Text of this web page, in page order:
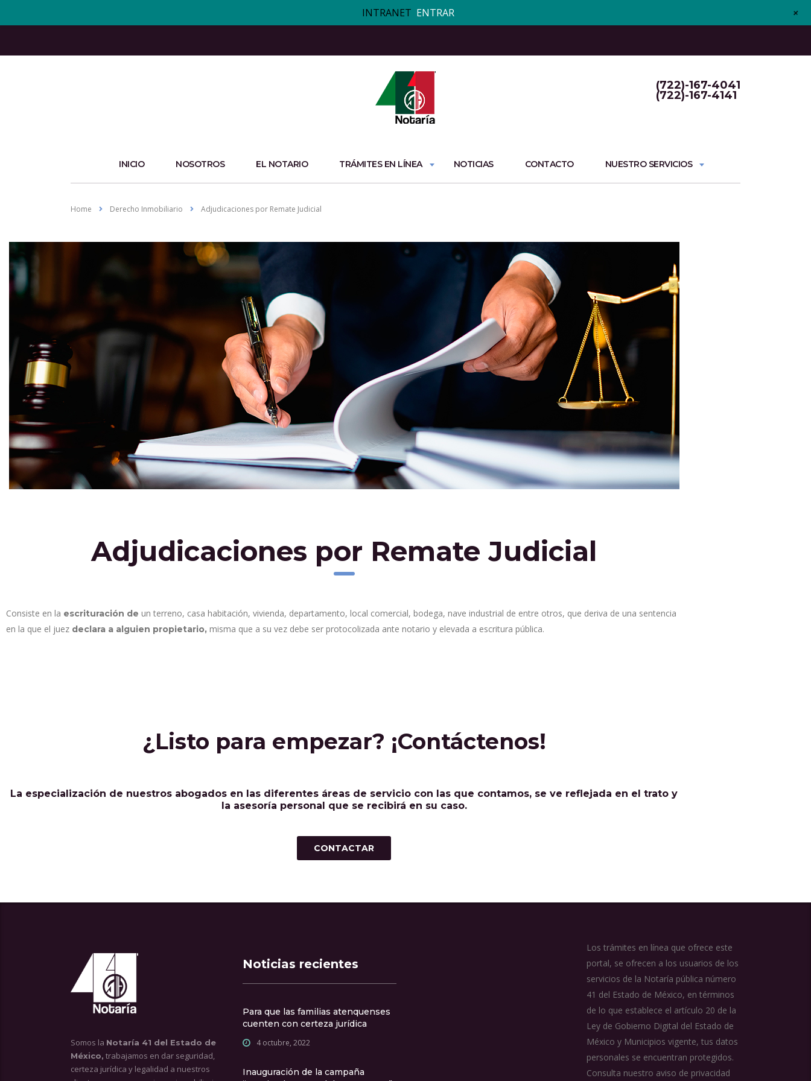
(722)-167-4041
(722)-167-4141
INICIO NOSOTROS EL NOTARIO TRÁMITES EN LÍNEA NOTICIAS CONTACTO NUESTRO SERVICIOS
Home Derecho Inmobiliario Adjudicaciones por Remate Judicial
Adjudicaciones por Remate Judicial
Consiste en la escrituración de un terreno, casa habitación, vivienda, departamento, local comercial, bodega, nave industrial de entre otros, que deriva de una sentencia
en la que el juez declara a alguien propietario, misma que a su vez debe ser protocolizada ante notario y elevada a escritura pública.
¿Listo para empezar? ¡Contáctenos!
La especialización de nuestros abogados en las diferentes áreas de servicio con las que contamos, se ve reflejada en el trato y
la asesoría personal que se recibirá en su caso.
CONTACTAR
Somos la Notaría 41 del Estado de
México, trabajamos en dar seguridad,
certeza jurídica y legalidad a nuestros
Noticias recientes
Para que las familias atenquenses
cuenten con certeza jurídica
4 octubre, 2022
Inauguración de la campaña
Los trámites en línea que ofrece este
portal, se ofrecen a los usuarios de los
servicios de la Notaría pública número
41 del Estado de México, en términos
de lo que establece el artículo 20 de la
Ley de Gobierno Digital del Estado de
México y Municipios vigente, tus datos
personales se encuentran protegidos.
Consulta nuestro aviso de privacidad
INTRANET ENTRAR +